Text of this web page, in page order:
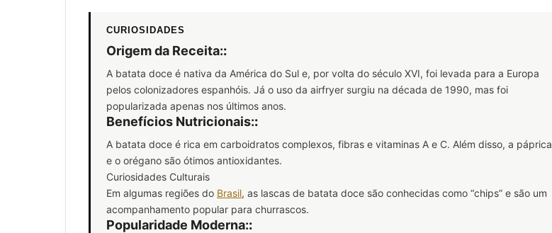
CURIOSIDADES
Origem da Receita::
A batata doce é nativa da América do Sul e, por volta do século XVI, foi levada para a Europa
pelos colonizadores espanhóis. Já o uso da airfryer surgiu na década de 1990, mas foi
popularizada apenas nos últimos anos.
Benefícios Nutricionais::
A batata doce é rica em carboidratos complexos, fibras e vitaminas A e C. Além disso, a páprica
e o orégano são ótimos antioxidantes.
Curiosidades Culturais
Em algumas regiões do Brasil, as lascas de batata doce são conhecidas como “chips” e são um
acompanhamento popular para churrascos.
Popularidade Moderna::